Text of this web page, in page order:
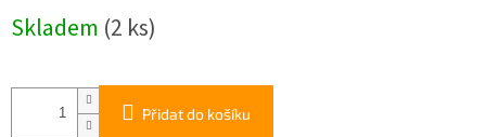
cena:
Skladem (2 ks)
Přidat do košíku